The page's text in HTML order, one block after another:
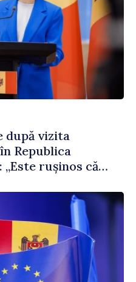
după vizita
Republica
„Este rușinos că